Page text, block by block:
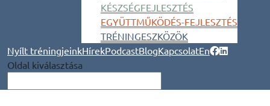
KÉSZSÉGFEJLESZTÉS
EGYÜTTMŰKÖDÉS-FEJLESZTÉS
TRÉNINGESZKÖZÖK
Nyílt tréningjeinkHírekPodcastBlogKapcsolatEn
Oldal kiválasztása